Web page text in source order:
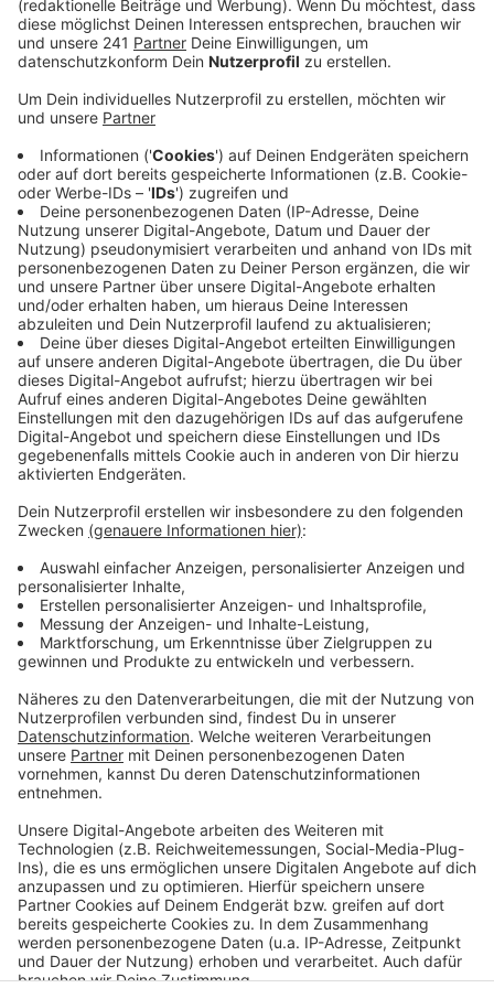
Anzeige
am Schulzentrum.
Veröffentlicht:Freitag, 21.08.2020 06:07
Anzeige
Hier sollen der Ganztagsbereich und die Mensa
eingerichtet werden. Im nächsten Sommer soll das
Forum fertig sein. 8 Millionen Euro Fördergelder hat die
Stadt bisher für die Sanierung bekommen, weitere
Fördergelder werden noch beantragt, so dass knapp
die Hälfte der Gesamtkosten von 25 Millionen Euro
gedeckt sein soll.
Vor 7 Jahren haben die Planungen zum Umbau und zur
Modernisierung begonnen. Zwischendurch gab es
Probleme mit der Ausschreibung des Projekts, weil
sich kein Bauträger gefunden hatte.
Anzeige
Eine Zeitkapsel mit Tageszeitung, Münzensatz, Mund-
Nasenschutz und Toilettenpapier wird in die Mauer
des Forums eingelassen. Sie wird hinter einer
Anzeige
Anzeige